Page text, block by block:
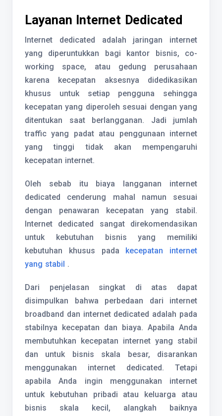
Layanan Internet Dedicated
Internet dedicated adalah jaringan internet
yang diperuntukkan bagi kantor bisnis, co-
working space, atau gedung perusahaan
karena kecepatan aksesnya didedikasikan
khusus untuk setiap pengguna sehingga
kecepatan yang diperoleh sesuai dengan yang
ditentukan saat berlangganan. Jadi jumlah
traffic yang padat atau penggunaan internet
yang tinggi tidak akan mempengaruhi
kecepatan internet.
Oleh sebab itu biaya langganan internet
dedicated cenderung mahal namun sesuai
dengan penawaran kecepatan yang stabil.
Internet dedicated sangat direkomendasikan
untuk kebutuhan bisnis yang memiliki
kebutuhan khusus pada kecepatan internet
yang stabil .
Dari penjelasan singkat di atas dapat
disimpulkan bahwa perbedaan dari internet
broadband dan internet dedicated adalah pada
stabilnya kecepatan dan biaya. Apabila Anda
membutuhkan kecepatan internet yang stabil
dan untuk bisnis skala besar, disarankan
menggunakan internet dedicated. Tetapi
apabila Anda ingin menggunakan internet
untuk kebutuhan pribadi atau keluarga atau
bisnis skala kecil, alangkah baiknya